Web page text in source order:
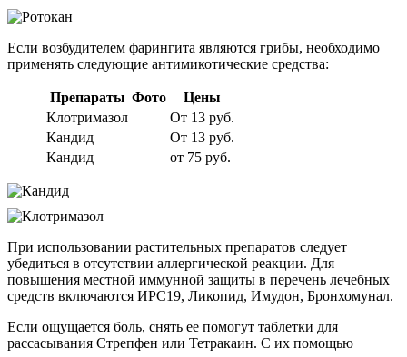
Если возбудителем фарингита являются грибы, необходимо
применять следующие антимикотические средства:
Препараты Фото
Цены
Клотримазол
От 13 руб.
Кандид
От 13 руб.
Кандид
от 75 руб.
При использовании растительных препаратов следует
убедиться в отсутствии аллергической реакции. Для
повышения местной иммунной защиты в перечень лечебных
средств включаются ИРС19, Ликопид, Имудон, Бронхомунал.
Если ощущается боль, снять ее помогут таблетки для
рассасывания Стрепфен или Тетракаин. С их помощью